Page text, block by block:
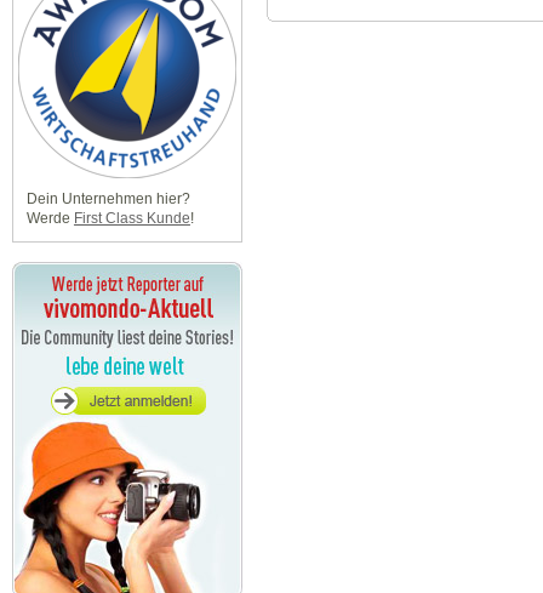
Dein Unternehmen hier?
Werde First Class Kunde!